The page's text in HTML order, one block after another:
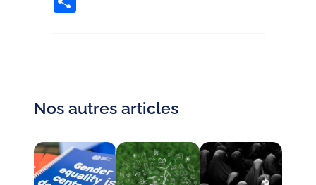
Nos autres articles